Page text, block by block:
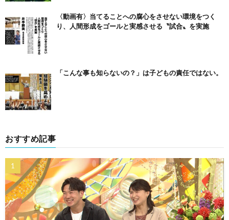
〈動画有〉当てることへの腐心をさせない環境をつく
り、人間形成をゴールと実感させる〝試合〟を実施
「こんな事も知らないの？」は子どもの責任ではない。
おすすめ記事